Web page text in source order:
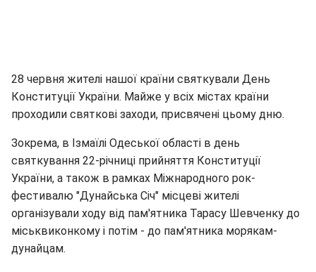
28 червня жителі нашої країни святкували День
Конституції України. Майже у всіх містах країни
проходили святкові заходи, присвячені цьому дню.
Зокрема, в Ізмаїлі Одеської області в день
святкування 22-річниці прийняття Конституції
України, а також в рамках Міжнародного рок-
фестивалю "Дунайська Січ" місцеві жителі
організували ходу від пам'ятника Тарасу Шевченку до
міськвиконкому і потім - до пам'ятника морякам-
дунайцам.